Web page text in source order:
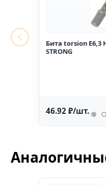
Бита torsion E6,3
STRONG
46.92 ₽/шт.